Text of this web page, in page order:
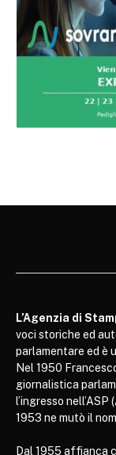
L’Agenzia di
voci storiche ed
parlamentare ed è
Nel 1950
giornalistica
l’ingresso
1953 ne mutò il
Dal 1955 affianca